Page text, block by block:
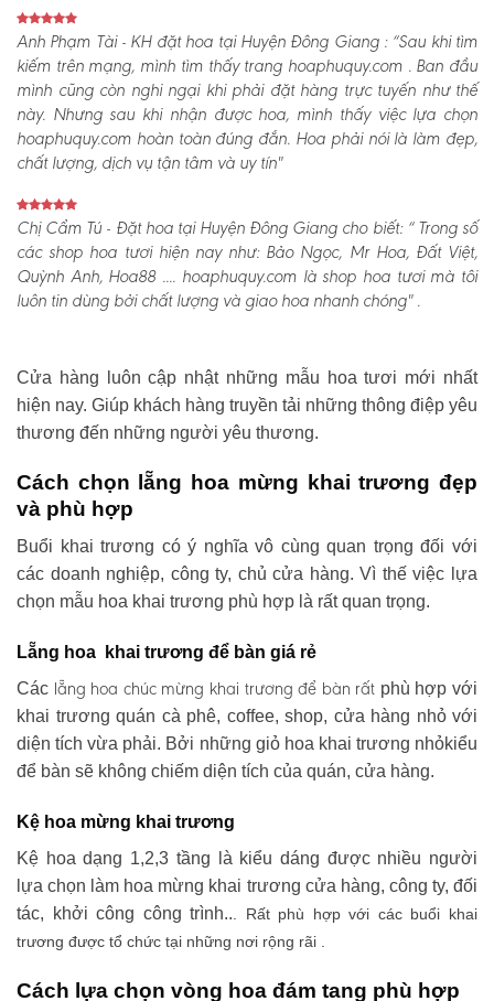
Anh Phạm Tài - KH đặt hoa tại Huyện Đông Giang :“Sau khi tìm
kiếm trên mạng, mình tìm thấy trang hoaphuquy.com . Ban đầu
mình cũng còn nghi ngại khi phải đặt hàng trực tuyến như thế
này. Nhưng sau khi nhận được hoa, mình thấy việc lựa chọn
hoaphuquy.com hoàn toàn đúng đắn. Hoa phải nói là làm đẹp,
chất lượng, dịch vụ tận tâm và uy tín"
Chị Cẩm Tú - Đặt hoa tại Huyện Đông Giang cho biết:“ Trong số
các shop hoa tươi hiện nay như: Bảo Ngọc, Mr Hoa, Đất Việt,
Quỳnh Anh, Hoa88 .... hoaphuquy.com là shop hoa tươi mà tôi
luôn tin dùng bởi chất lượng và giao hoa nhanh chóng" .
Cửa hàng luôn cập nhật những mẫu hoa tươi mới nhất
hiện nay. Giúp khách hàng truyền tải những thông điệp yêu
thương đến những người yêu thương.
Cách chọn lẵng hoa mừng khai trương đẹp
và phù hợp
Buổi khai trương có ý nghĩa vô cùng quan trọng đối với
các doanh nghiệp, công ty, chủ cửa hàng. Vì thế việc lựa
chọn mẫu hoa khai trương phù hợp là rất quan trọng.
Lẵng hoa khai trương để bàn giá rẻ
Các lẵng hoa chúc mừng khai trương để bàn rất phù hợp với
khai trương quán cà phê, coffee, shop, cửa hàng nhỏ với
diện tích vừa phải. Bởi những giỏ hoa khai trương nhỏkiểu
để bàn sẽ không chiếm diện tích của quán, cửa hàng.
Kệ hoa mừng khai trương
Kệ hoa dạng 1,2,3 tầng là kiểu dáng được nhiều người
lựa chọn làm hoa mừng khai trương cửa hàng, công ty, đối
tác, khởi công công trình.. . Rất phù hợp với các buổi khai
trương được tổ chức tại những nơi rộng rãi .
Cách lựa chọn vòng hoa đám tang phù hợp